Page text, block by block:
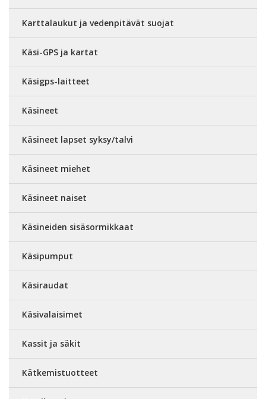
Karttalaukut ja vedenpitävät suojat
Käsi-GPS ja kartat
Käsigps-laitteet
Käsineet
Käsineet lapset syksy/talvi
Käsineet miehet
Käsineet naiset
Käsineiden sisäsormikkaat
Käsipumput
Käsiraudat
Käsivalaisimet
Kassit ja säkit
Kätkemistuotteet